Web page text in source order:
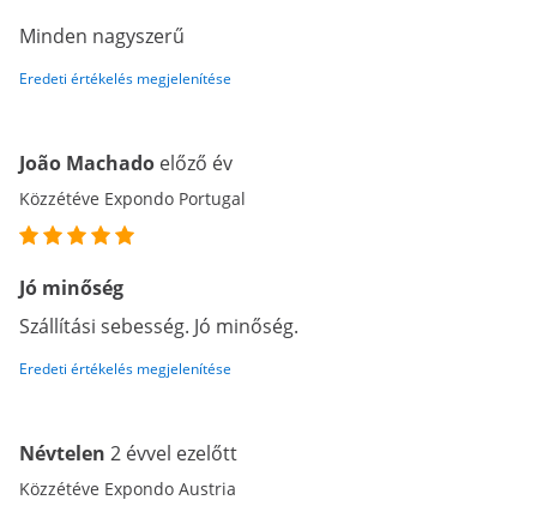
Minden nagyszerű
Eredeti értékelés megjelenítése
João Machado előző év
Közzétéve Expondo Portugal
Jó minőség
Szállítási sebesség. Jó minőség.
Eredeti értékelés megjelenítése
Névtelen 2 évvel ezelőtt
Közzétéve Expondo Austria